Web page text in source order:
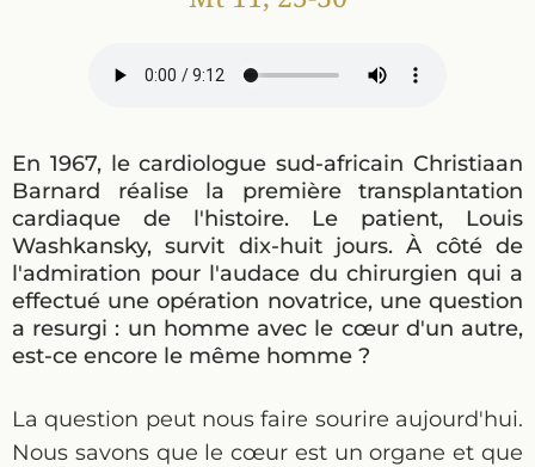
En 1967, le cardiologue sud-africain Christiaan
Barnard réalise la première transplantation
cardiaque de l'histoire. Le patient, Louis
Washkansky, survit dix-huit jours. À côté de
l'admiration pour l'audace du chirurgien qui a
effectué une opération novatrice, une question
a resurgi : un homme avec le cœur d'un autre,
est-ce encore le même homme ?
La question peut nous faire sourire aujourd'hui.
Nous savons que le cœur est un organe et que